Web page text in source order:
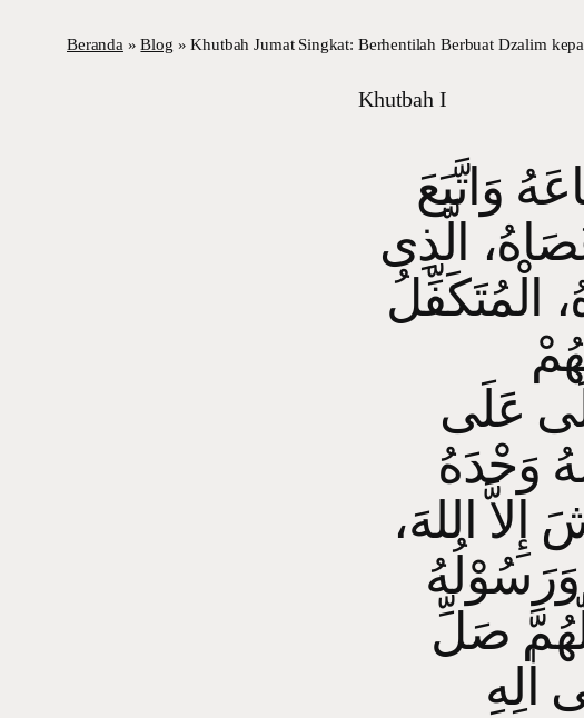
Beranda »Blog »Khutbah Jumat Singkat: Berhentilah Berbuat Dzalim
Khutbah I
وَاتَّبَعَ
الَّذِى
الْمُتَكَفِّلُ
عَلَى
وَحْدَهُ
اللهَ،
صَلِّ
اٰلِهِ